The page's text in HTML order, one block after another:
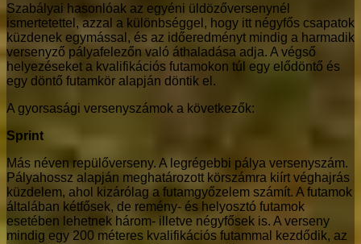
Szabályai hasonlóak az egyéni üldözőversenynél
ismertetettel, azzal a különbséggel, hogy itt négyfős csapatok
küzdenek egymással, és az időeredményt mindig a harmadik
versenyző pályafelezőn való áthaladása adja. A végső
helyezéseket a kvalifikációs futamokon túl egy elődöntő és
egy döntő futamkör alapján döntik el.
A gyorsasági versenyszámok a következők:
Sprint
Más néven repülőverseny. A legrégebbi pálya versenyszám.
Pályahossz alapján meghatározott körszámra kiírt véghajrás
küzdelem, ahol kizárólag a futamgyőzelem számít. A futamok
általában kétfősek, de remény- és helyosztó futamok
esetében lehetnek három- illetve négyfősek is. A verseny
mindig egy 200 méteres kvalifikációs futammal kezdődik, az